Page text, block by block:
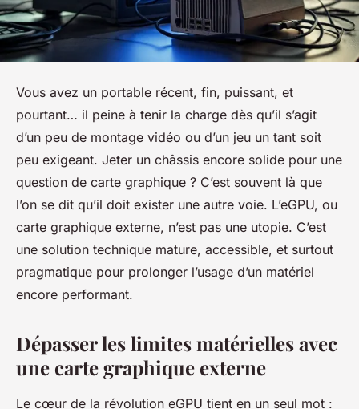
Vous avez un portable récent, fin, puissant, et
pourtant… il peine à tenir la charge dès qu’il s’agit
d’un peu de montage vidéo ou d’un jeu un tant soit
peu exigeant. Jeter un châssis encore solide pour une
question de carte graphique ? C’est souvent là que
l’on se dit qu’il doit exister une autre voie. L’eGPU, ou
carte graphique externe, n’est pas une utopie. C’est
une solution technique mature, accessible, et surtout
pragmatique pour prolonger l’usage d’un matériel
encore performant.
Dépasser les limites matérielles avec
une carte graphique externe
Le cœur de la révolution eGPU tient en un seul mot :